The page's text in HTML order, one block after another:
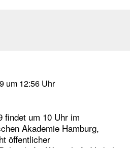
um 12:56 Uhr
findet um 10 Uhr im
Akademie Hamburg,
öffentlicher